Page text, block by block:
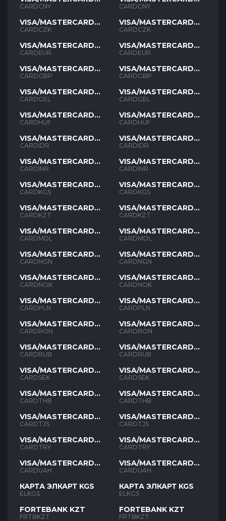
CNY
CARDCNY
VISA/MASTERCARD
CZK
CARDCZK
VISA/MASTERCARD
EUR
CARDEUR
VISA/MASTERCARD
GBP
CARDGBP
VISA/MASTERCARD
GEL
CARDGEL
VISA/MASTERCARD
HUF
CARDHUF
VISA/MASTERCARD
IDR
CARDIDR
VISA/MASTERCARD
INR
CARDINR
VISA/MASTERCARD
KGS
CARDKGS
VISA/MASTERCARD
KZT
CARDKZT
VISA/MASTERCARD
MDL
CARDMDL
VISA/MASTERCARD
NGN
CARDNGN
VISA/MASTERCARD
NOK
CARDNOK
VISA/MASTERCARD
PLN
CARDPLN
VISA/MASTERCARD
RON
CARDRON
VISA/MASTERCARD
RUB
CARDRUB
VISA/MASTERCARD
SEK
CARDSEK
VISA/MASTERCARD
THB
CARDTHB
VISA/MASTERCARD
TJS
CARDTJS
VISA/MASTERCARD
TYR
CARDTRY
VISA/MASTERCARD
UAH
CARDUAH
КАРТА ЭЛКАРТ KGS
ELKGS
FORTEBANK KZT
FRTBKZT
CNY
CARDCNY
VISA/MASTERCARD
CZK
CARDCZK
VISA/MASTERCARD
EUR
CARDEUR
VISA/MASTERCARD
GBP
CARDGBP
VISA/MASTERCARD
GEL
CARDGEL
VISA/MASTERCARD
HUF
CARDHUF
VISA/MASTERCARD
IDR
CARDIDR
VISA/MASTERCARD
INR
CARDINR
VISA/MASTERCARD
KGS
CARDKGS
VISA/MASTERCARD
KZT
CARDKZT
VISA/MASTERCARD
MDL
CARDMDL
VISA/MASTERCARD
NGN
CARDNGN
VISA/MASTERCARD
NOK
CARDNOK
VISA/MASTERCARD
PLN
CARDPLN
VISA/MASTERCARD
RON
CARDRON
VISA/MASTERCARD
RUB
CARDRUB
VISA/MASTERCARD
SEK
CARDSEK
VISA/MASTERCARD
THB
CARDTHB
VISA/MASTERCARD
TJS
CARDTJS
VISA/MASTERCARD
TYR
CARDTRY
VISA/MASTERCARD
UAH
CARDUAH
КАРТА ЭЛКАРТ KGS
ELKGS
FORTEBANK KZT
FRTBKZT